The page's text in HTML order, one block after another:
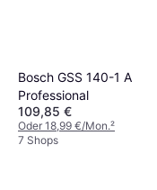
Bosch GSS 140-1 A
Professional
109,85 €
Oder 18,99 €/Mon.²
7 Shops